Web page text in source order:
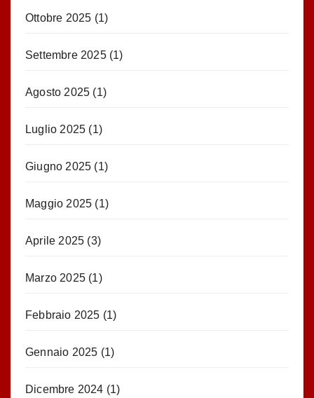
Ottobre 2025 (1)
Settembre 2025(1)
Agosto 2025 (1)
Luglio 2025 (1)
Giugno 2025 (1)
Maggio 2025 (1)
Aprile 2025 (3)
Marzo 2025 (1)
Febbraio 2025 (1)
Gennaio 2025 (1)
Dicembre 2024 (1)